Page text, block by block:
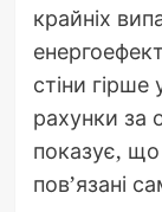
крайніх
стіни
рахунки за
показує,
пов’язані